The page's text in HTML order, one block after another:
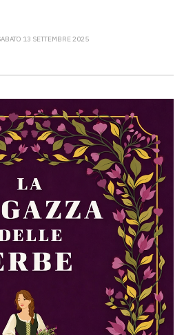
13 SETTEMBRE 2025